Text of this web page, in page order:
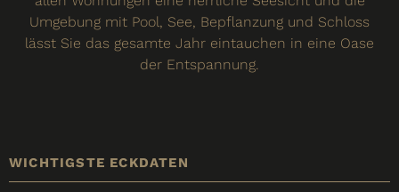
Umgebung mit Pool, See, Bepflanzung und Schloss
lässt Sie das gesamte Jahr eintauchen in eine Oase
der Entspannung.
WICHTIGSTE ECKDATEN